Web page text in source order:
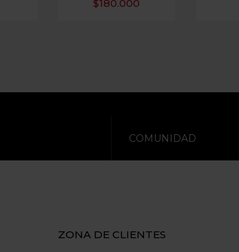
$180.000
COMUNIDAD
ZONA DE CLIENTES